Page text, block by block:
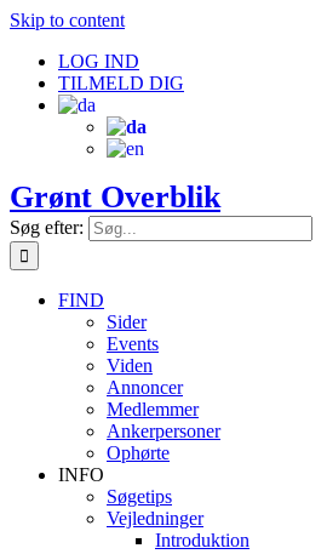
Skip to content
LOG IND
TILMELD DIG
Grønt Overblik
Søg efter:
FIND
Sider
Events
Viden
Annoncer
Medlemmer
Ankerpersoner
Ophørte
INFO
Søgetips
Vejledninger
Introduktion